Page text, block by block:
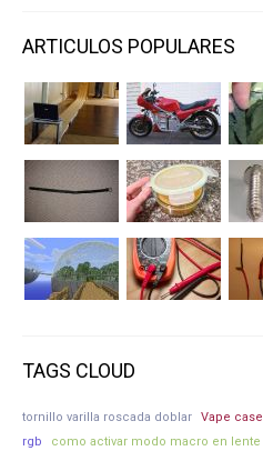
ARTICULOS POPULARES
TAGS CLOUD
tornillo varilla roscada doblar Vape
rgb
como activar modo macro en lente